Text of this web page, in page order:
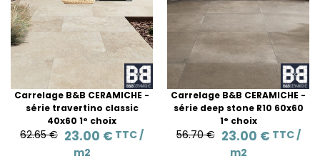
Carrelage B&B CERAMICHE -
série travertino classic
40x60 1° choix
62.65 € 23.00 € TTC /
m2
Carrelage B&B CERAMICHE -
série deep stone R10 60x60
1° choix
56.70 € 23.00 € TTC /
m2